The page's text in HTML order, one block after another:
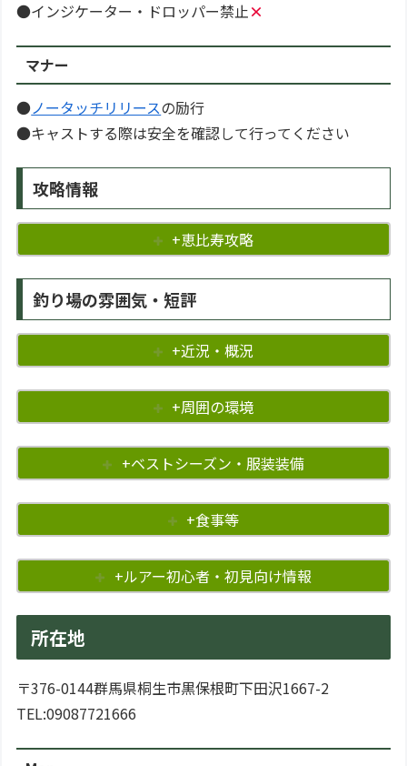
●インジケーター・ドロッパー禁止×
マナー
●ノータッチリリースの励行
●キャストする際は安全を確認して行ってください
攻略情報
+恵比寿攻略
釣り場の雰囲気・短評
+近況・概況
+周囲の環境
+ベストシーズン・服装装備
+食事等
+ルアー初心者・初見向け情報
所在地
〒376-0144群馬県桐生市黒保根町下田沢1667-2
TEL:09087721666